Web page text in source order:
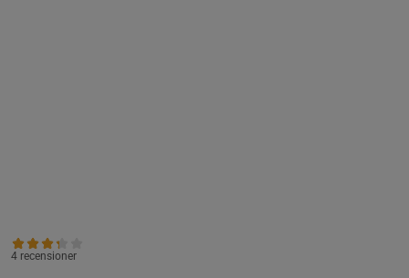
4 recensioner